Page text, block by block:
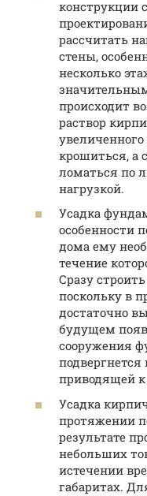
конструкции
рассчитать
стены,
несколько
происходит
раствор
крошиться, а
ломаться по
нагрузкой.
Усадка
особенности
дома ему
течение
Сразу
поскольку в
достаточно
будущем
сооружения
подвергнется
приводящей к
Усадка
протяжении
результате
небольших
истечении
габаритах.